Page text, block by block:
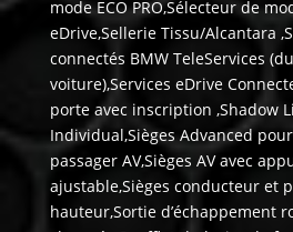
mode ECO PRO,Sélecteur de
eDrive,Sellerie Tissu/Alcantara
connectés BMW TeleServices
voiture),Services eDrive
porte avec inscription ,Shadow
Individual,Sièges Advanced
passager AV,Sièges AV avec
ajustable,Sièges conducteur et
hauteur,Sortie d’échappement